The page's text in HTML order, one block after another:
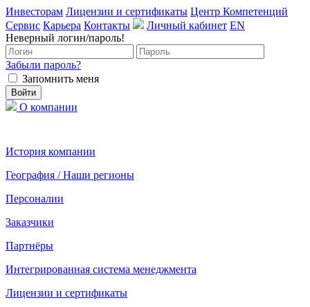
Инвесторам Лицензии и сертификаты Центр Компетенций
Сервис Карьера Контакты Личный кабинет EN
Неверный логин/пароль!
Забыли пароль?
Запомнить меня
О компании
История компании
География / Наши регионы
Персоналии
Заказчики
Партнёры
Интегрированная система менеджмента
Лицензии и сертификаты